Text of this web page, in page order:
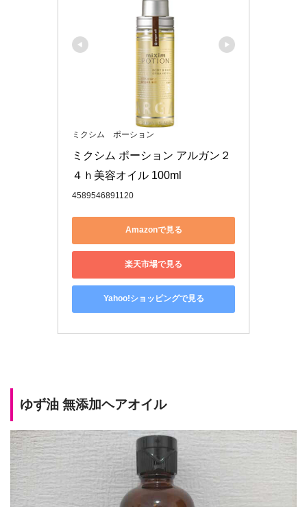
ミクシム ポーション
ミクシム ポーション アルガン２
４ｈ美容オイル 100ml
4589546891120
Amazonで見る
楽天市場で見る
Yahoo!ショッピングで見る
ゆず油 無添加ヘアオイル